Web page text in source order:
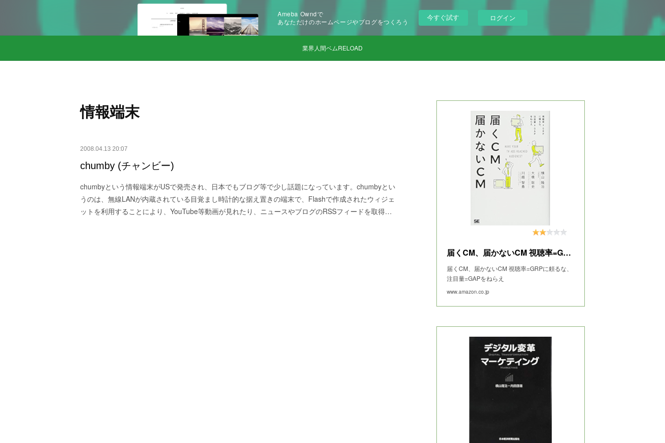
Ameba Owndで
あなただけのホームページやブログをつくろう
今すぐ試す ログイン
業界人間ベムRELOAD
情報端末
2008.04.13 20:07
chumby (チャンビー)
chumbyという情報端末がUSで発売され、日本でもブログ等で少し話題になっています。chumbyとい
うのは、無線LANが内蔵されている目覚まし時計的な据え置きの端末で、Flashで作成されたウィジェ
ットを利用することにより、YouTube等動画が見れたり、ニュースやブログのRSSフィードを取得…
届くCM、届かないCM 視聴率=GRPに頼るな、注目量=GAPをねらえ
届くCM、届かないCM 視聴率=GRPに頼るな、
注目量=GAPをねらえ
www.amazon.co.jp